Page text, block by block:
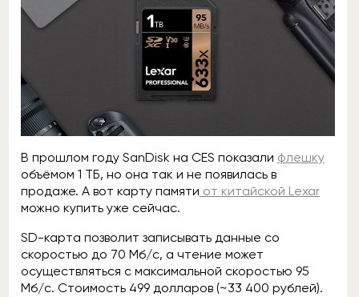
В прошлом году SanDisk на CES показали флешку
объёмом 1 ТБ, но она так и не появилась в
продаже. А вот карту памяти от китайской Lexar
можно купить уже сейчас.
SD-карта позволит записывать данные со
скоростью до 70 Мб/с, а чтение может
осуществляться с максимальной скоростью 95
Мб/с. Стоимость 499 долларов (~33 400 рублей).